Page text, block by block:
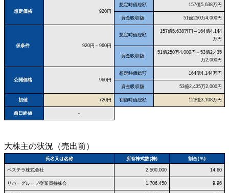
想定価格 920円
想定時価総額 157億5,638万円
資金吸収額 51億250万4,000円
仮条件 920円～960円
想定時価総額
157億5,638万円～164億4,144
万円
資金吸収額
51億250万4,000円～53億2,435
万2,000円
公開価格 960円
想定時価総額 164億4,144万円
資金吸収額 53億2,435万2,000円
初値 720円 初値時価総額 123億3,108万円
前日終値 -
大株主の状況（売出前）
氏名又は名称 所有株式数(株) 割合(％)
ベステラ株式会社 2,500,000 14.60
リバーグループ従業員持株会 1,706,450 9.96